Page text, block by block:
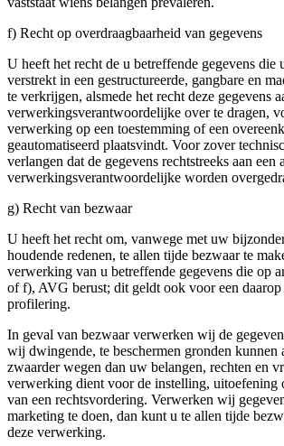
f) Recht op overdraagbaarheid van gegevens
U heeft het recht de u betreffende gegevens die
verstrekt in een gestructureerde, gangbare en
te verkrijgen, alsmede het recht deze gegevens
verwerkingsverantwoordelijke over te dragen,
verwerking op een toestemming of een
geautomatiseerd plaatsvindt. Voor zover
verlangen dat de gegevens rechtstreeks aan een
verwerkingsverantwoordelijke worden
g) Recht van bezwaar
U heeft het recht om, vanwege met uw
houdende redenen, te allen tijde bezwaar te
verwerking van u betreffende gegevens die op
of f), AVG berust; dit geldt ook voor een daarop
profilering.
In geval van bezwaar verwerken wij de
wij dwingende, te beschermen gronden kunnen
zwaarder wegen dan uw belangen, rechten en
verwerking dient voor de instelling, uitoefening
van een rechtsvordering. Verwerken wij
marketing te doen, dan kunt u te allen tijde
deze verwerking.